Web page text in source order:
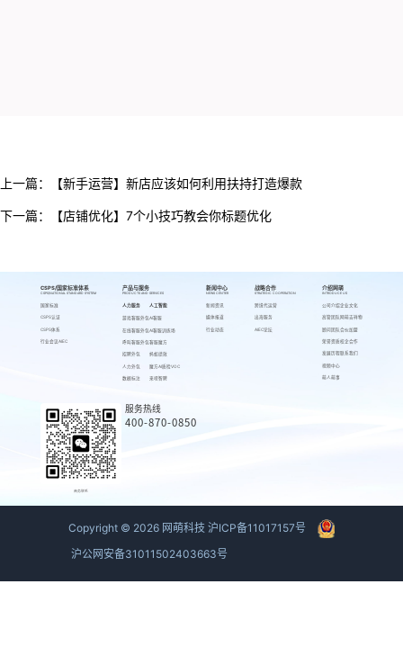
上一篇： 【新手运营】新店应该如何利用扶持打造爆款
下一篇： 【店铺优化】7个小技巧教会你标题优化
CSPS/国家标准体系
CSPS/NATIONAL STANDARD SYSTEM
国家标准
CSPS认证
CSPS体系
行业会议AIEC
产品与服务
PRODUCTS AND SERVICES
人力服务
游戏客服外包
在线客服外包
呼叫客服外包
招聘外包
人力外包
数据标注
人工智能
AI客服
AI客服训练场
客服魔方
蚂蚁绩效
魔方AI质检VOC
来呗智聘
新闻中心
NEWS CENTER
新闻资讯
媒体报道
行业动态
战略合作
STRATEGIC COOPERATION
跨境代运营
出海服务
AIEC论坛
介绍网萌
INTRODUCE US
公司介绍
高管团队
顾问团队
荣誉资质
发展历程
视频中心
萌人萌事
企业文化
网萌吉祥物
合伙加盟
校企合作
联系我们
商务联系
服务热线
400-870-0850
Copyright © 2026 网萌科技 沪ICP备11017157号
沪公网安备31011502403663号